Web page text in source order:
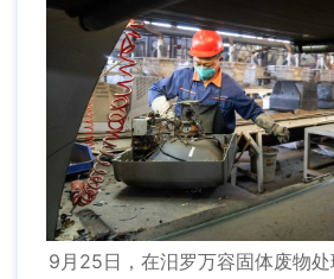
9月25日，在汨罗万容固体废物